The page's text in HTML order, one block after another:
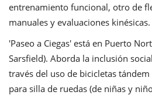
entrenamiento funcional, otro de
manuales y evaluaciones kinésicas.
'Paseo a Ciegas' está en Puerto
Sarsfield). Aborda la inclusión
través del uso de bicicletas
para silla de ruedas (de niñas y